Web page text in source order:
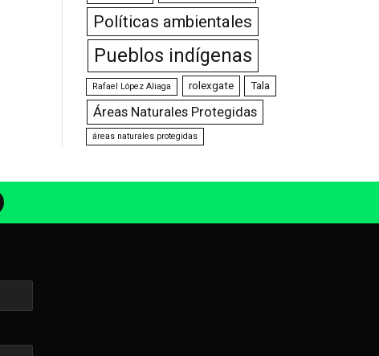
Políticas ambientales
Pueblos indígenas
Rafael López Aliaga rolexgate Tala
Áreas Naturales Protegidas
áreas naturales protegidas